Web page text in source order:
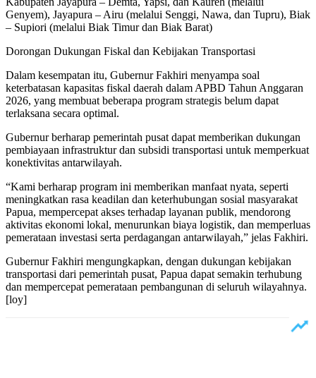
Genyem), Jayapura – Airu (melalui Senggi, Nawa, dan Tupru), Biak
– Supiori (melalui Biak Timur dan Biak Barat)
‎Dorongan Dukungan Fiskal dan Kebijakan Transportasi
‎Dalam kesempatan itu, Gubernur Fakhiri menyampa soal
keterbatasan kapasitas fiskal daerah dalam APBD Tahun Anggaran
2026, yang membuat beberapa program strategis belum dapat
terlaksana secara optimal.
‎Gubernur berharap pemerintah pusat dapat memberikan dukungan
pembiayaan infrastruktur dan subsidi transportasi untuk memperkuat
konektivitas antarwilayah.
‎“Kami berharap program ini memberikan manfaat nyata, seperti
meningkatkan rasa keadilan dan keterhubungan sosial masyarakat
Papua, mempercepat akses terhadap layanan publik, mendorong
aktivitas ekonomi lokal, menurunkan biaya logistik, dan memperluas
pemerataan investasi serta perdagangan antarwilayah,” jelas Fakhiri.
‎Gubernur Fakhiri mengungkapkan, dengan dukungan kebijakan
transportasi dari pemerintah pusat, Papua dapat semakin terhubung
dan mempercepat pemerataan pembangunan di seluruh wilayahnya.
[loy]